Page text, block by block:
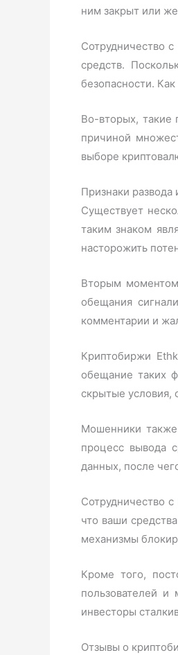
ним закрыт или
Сотрудничество
средств.
безопасности.
Во-вторых, такие
причиной
выборе
Признаки
Существует
таким знаком
насторожить
Вторым моментом
обещания
комментарии и
Криптобиржи
обещание таких
скрытые условия,
Мошенники
процесс вывода
данных, после
Сотрудничество
что ваши
механизмы
Кроме того,
пользователей
инвесторы
Отзывы о